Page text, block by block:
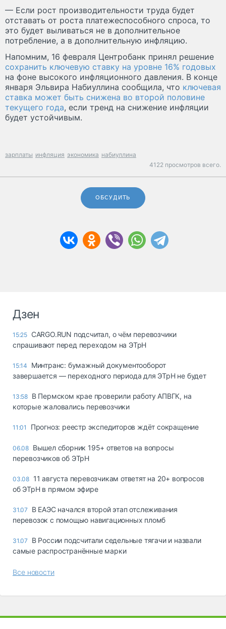
— Если рост производительности труда будет
отставать от роста платежеспособного спроса, то
это будет выливаться не в дополнительное
потребление, а в дополнительную инфляцию.
Напомним, 16 февраля Центробанк принял решение
сохранить ключевую ставку на уровне 16% годовых
на фоне высокого инфляционного давления. В конце
января Эльвира Набиуллина сообщила, что ключевая
ставка может быть снижена во второй половине
текущего года, если тренд на снижение инфляции
будет устойчивым.
зарплаты инфляция экономика набиуллина
4122 просмотров всего.
ОБСУДИТЬ
Дзен
15:25 CARGO.RUN подсчитал, о чём перевозчики
спрашивают перед переходом на ЭТрН
15:14
Минтранс: бумажный документооборот
завершается — переходного периода для ЭТрН не будет
13:58 В Пермском крае проверили работу АПВГК, на
которые жаловались перевозчики
11:01 Прогноз: реестр экспедиторов ждёт сокращение
06.08 Вышел сборник 195+ ответов на вопросы
перевозчиков об ЭТрН
03.08 11 августа перевозчикам ответят на 20+ вопросов
об ЭТрН в прямом эфире
31.07
В ЕАЭС начался второй этап отслеживания
перевозок с помощью навигационных пломб
31.07
В России подсчитали седельные тягачи и назвали
самые распространённые марки
Все новости